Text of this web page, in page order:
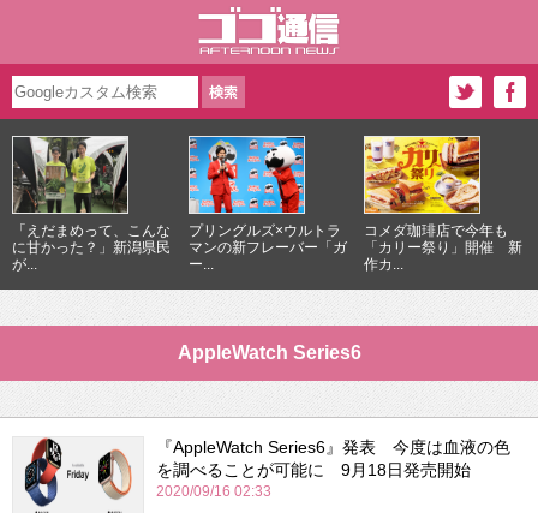
「えだまめって、こんな
に甘かった？」新潟県民
が...
プリングルズ×ウルトラ
マンの新フレーバー「ガ
ー...
コメダ珈琲店で今年も
「カリー祭り」開催 新
作カ...
AppleWatch Series6
『AppleWatch Series6』発表 今度は血液の色
を調べることが可能に 9月18日発売開始
2020/09/16 02:33